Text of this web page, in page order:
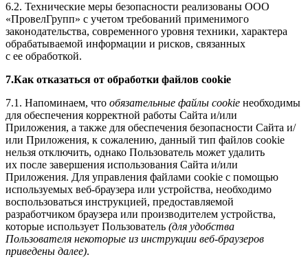
6.2. Технические меры безопасности реализованы ООО
«ПровелГрупп» с учетом требований применимого
законодательства, современного уровня техники, характера
обрабатываемой информации и рисков, связанных
с ее обработкой.
7.Как отказаться от обработки файлов cookie
7.1. Напоминаем, что обязательные файлы cookie необходимы
для обеспечения корректной работы Сайта и/или
Приложения, а также для обеспечения безопасности Сайта и/
или Приложения, к сожалению, данный тип файлов cookie
нельзя отключить, однако Пользователь может удалить
их после завершения использования Сайта и/или
Приложения. Для управления файлами cookie с помощью
используемых веб-браузера или устройства, необходимо
воспользоваться инструкцией, предоставляемой
разработчиком браузера или производителем устройства,
которые использует Пользователь (для удобства
Пользователя некоторые из инструкции веб-браузеров
приведены далее).